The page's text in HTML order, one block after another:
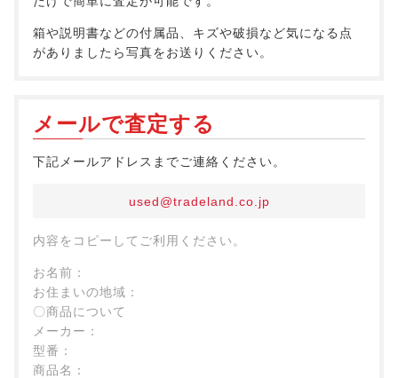
箱や説明書などの付属品、キズや破損など気になる点
がありましたら写真をお送りください。
メールで査定する
下記メールアドレスまでご連絡ください。
used@tradeland.co.jp
内容をコピーしてご利用ください。
お名前：
お住まいの地域：
〇商品について
メーカー：
型番：
商品名：